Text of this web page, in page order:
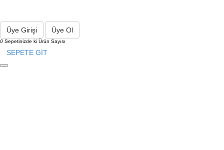
Üye Girişi Üye Ol
0 Sepetinizde ki Ürün Sayısı
SEPETE GİT